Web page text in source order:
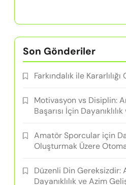
Son Gönderiler
Farkındalık ile
Motivasyon vs Disiplin:
Başarısı İçin
Amatör Sporcular için
Oluşturmak Üzere
Düzenli Din
Dayanıklılık ve Azim